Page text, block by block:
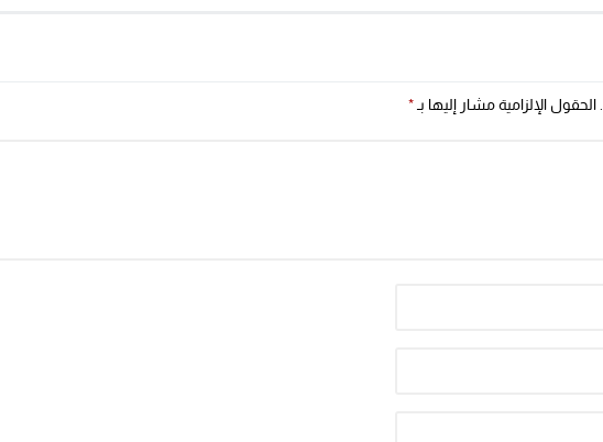
الحقول الإلزامية مشار إليها بـ *